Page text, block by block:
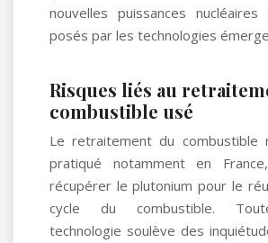
nouvelles puissances
posés par les technologies
Risques liés au
combustible usé
Le retraitement du combustible
pratiqué notamment en
récupérer le plutonium pour le
cycle du combustible.
technologie soulève des